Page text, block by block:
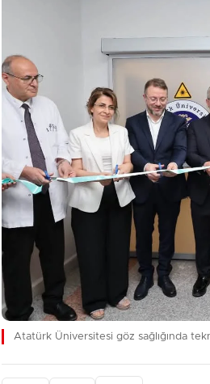
Atatürk Üniversitesi göz sağlığında